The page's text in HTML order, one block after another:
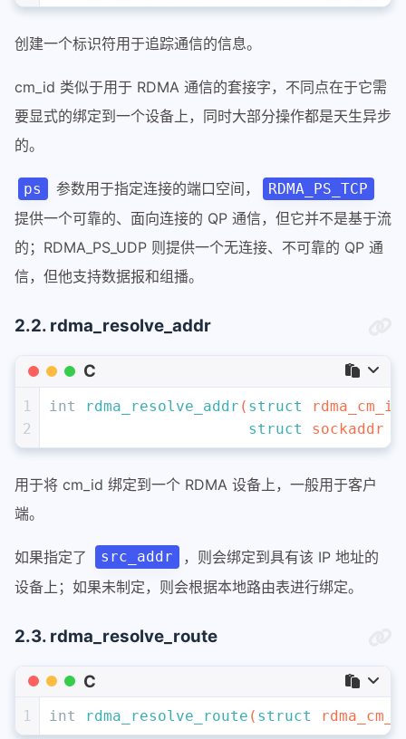
创建一个标识符用于追踪通信的信息。
cm_id 类似于用于 RDMA 通信的套接字，不同点在于它需
要显式的绑定到一个设备上，同时大部分操作都是天生异步
的。
ps 参数用于指定连接的端口空间， RDMA_PS_TCP
提供一个可靠的、面向连接的 QP 通信，但它并不是基于流
的；RDMA_PS_UDP 则提供一个无连接、不可靠的 QP 通
信，但他支持数据报和组播。
2.2. rdma_resolve_addr
C
1
2
int rdma_resolve_addr ( struct
struct
sockaddr
用于将 cm_id 绑定到一个 RDMA 设备上，一般用于客户
端。
如果指定了 src_addr
，则会绑定到具有该 IP 地址的
设备上；如果未制定，则会根据本地路由表进行绑定。
2.3. rdma_resolve_route
C
1 int rdma_resolve_route ( struct